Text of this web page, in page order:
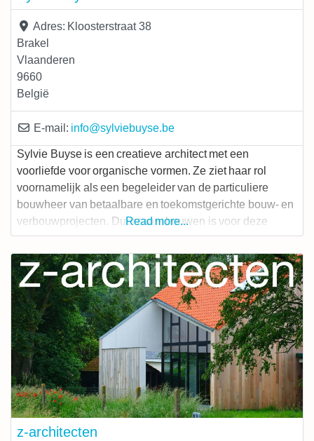
Adres: Kloosterstraat 38
Brakel
Vlaanderen
9660
België
E-mail: info@sylviebuyse.be
Sylvie Buyse is een creatieve architect met een
voorliefde voor organische vormen. Ze ziet haar rol
voornamelijk als een begeleider van de particuliere
bouwheer van betaalbare en toekomstgerichte bouw- en
verbouwprojecten. Duurzaam bouwen is voor deze
VIBE-bouwpartner een manier om in en met onze
omgeving te leven. Sylvie probeert voor de bouwheer
steeds een oplossing aan te bieden met een
Read more...
z-architecten